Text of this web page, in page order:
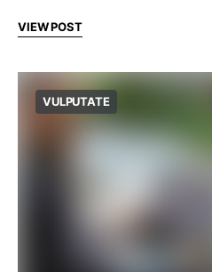
VIEW POST
VULPUTATE